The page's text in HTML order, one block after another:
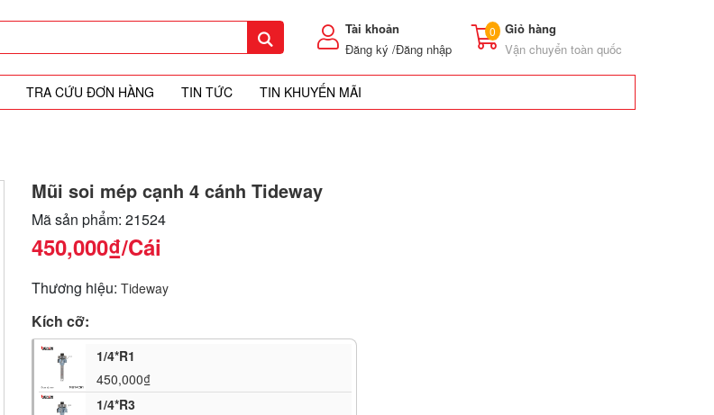
Tài khoản
Đăng ký /Đăng nhập
0
Giỏ hàng
Vận chuyển toàn quốc
TRA CỨU ĐƠN HÀNG TIN TỨC TIN KHUYẾN MÃI
Mũi soi mép cạnh 4 cánh Tideway
Mã sản phẩm: 21524
450,000₫/Cái
Thương hiệu: Tideway
Kích cỡ:
1/4*R1
450,000₫
1/4*R3